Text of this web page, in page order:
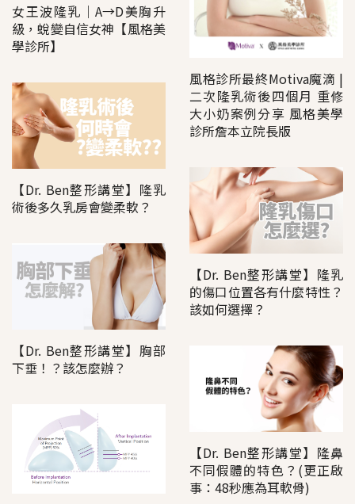
女王波隆乳｜A→D美胸升
級，蛻變自信女神【風格美
學診所】
風格診所最終Motiva魔滴 |
二次隆乳術後四個月 重修
大小奶案例分享 風格美學
診所詹本立院長版
【Dr. Ben整形講堂】隆乳
術後多久乳房會變柔軟？
【Dr. Ben整形講堂】隆乳
的傷口位置各有什麼特性？
該如何選擇？
【Dr. Ben整形講堂】胸部
下垂！？該怎麼辦？
【Dr. Ben整形講堂】隆鼻
不同假體的特色？(更正啟
事：48秒應為耳軟骨)